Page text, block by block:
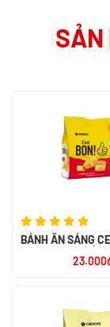
SẢN
BÁNH ĂN SÁNG
SỢI THỊT GÀ SỐT